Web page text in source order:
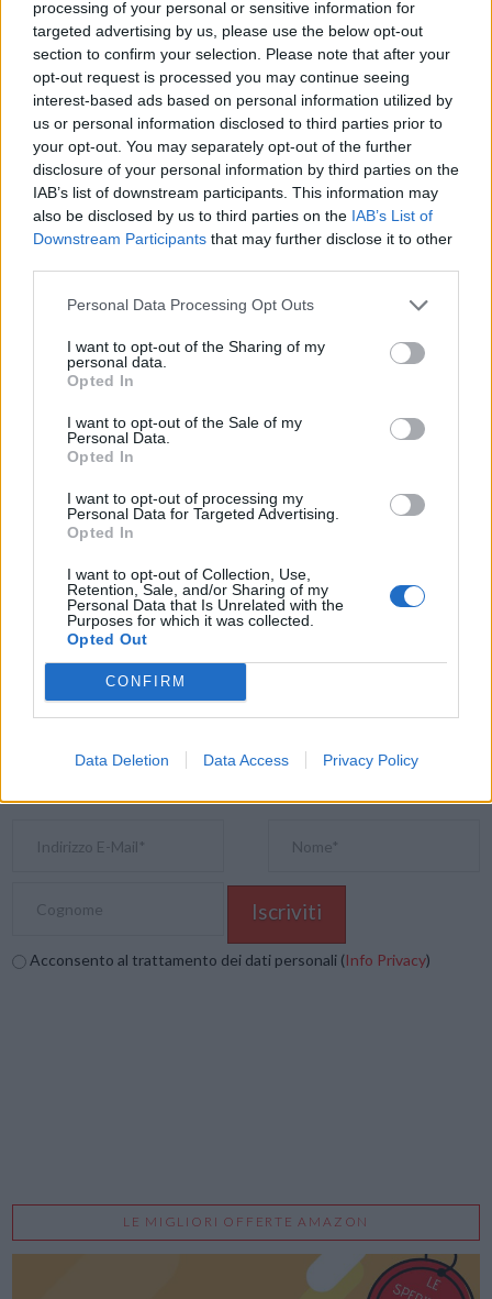
processing of your personal or sensitive information for
targeted advertising by us, please use the below opt-out
section to confirm your selection. Please note that after your
opt-out request is processed you may continue seeing
interest-based ads based on personal information utilized by
us or personal information disclosed to third parties prior to
your opt-out. You may separately opt-out of the further
disclosure of your personal information by third parties on the
IAB’s list of downstream participants. This information may
also be disclosed by us to third parties on the IAB’s List of
Downstream Participants that may further disclose it to other
Personal Data Processing Opt Outs
I want to opt-out of the Sharing of my
personal data.
Opted In
I want to opt-out of the Sale of my
Personal Data.
Opted In
I want to opt-out of processing my
Personal Data for Targeted Advertising.
Opted In
I want to opt-out of Collection, Use,
Retention, Sale, and/or Sharing of my
Personal Data that Is Unrelated with the
Purposes for which it was collected.
Opted Out
CONFIRM
Data Deletion Data Access Privacy Policy
performante: sono sufficienti appena 0.1 secondi dal momento del
tocco, per sbloccare il device.
Dopo il grande entusiasmo provocato dal lancio della gamma
AXON, siamo lieti di ampliare l’offerta in Italia dei nostri prodotti
ZTE con il lancio di Blade A610 Plus.
Il nostro obiettivo è di crescere in un mercato già in espansione,
come l’Europa, e questo nuovo device ha tutte le caratteristiche
tecniche adeguate per offrire un’esperienza d’uso esclusiva: non solo
TianYe, Country Manager di ZTE Italy
Blade A610 Plus sarà in vendita da questa settimana, sia online sia
E-mail LinkedIn Facebook
Mastodon
Stampa Altro
Inserisci nome ed indirizzo E-Mail:
Acconsento al trattamento dei dati personali (Info Privacy)
LE MIGLIORI OFFERTE AMAZON